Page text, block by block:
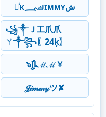
ནͭκ؄ᴊɪᴍᴍʏش
꧁༒Ｊ工爪爪
ㄚ༒꧂〖24ķ〗
๖ۣۣۜJȴℳℳ￥
𝒥𝒾𝓂𝓂𝓎ツ✘